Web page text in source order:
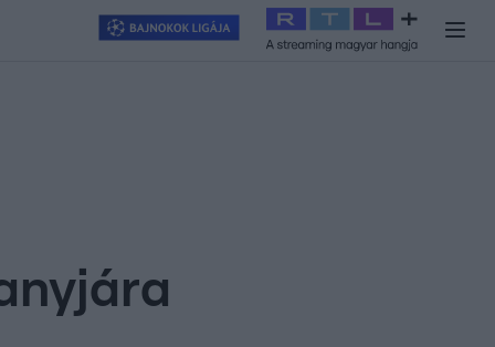
Exek csatája 2026 Celeb vagyok, ments ki innen